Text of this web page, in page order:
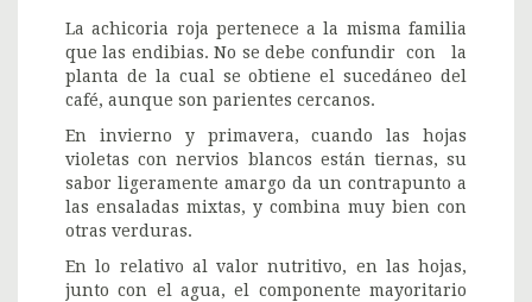
La achicoria roja pertenece a la misma familia
que las endibias. No se debe confundir con la
planta de la cual se obtiene el sucedáneo del
café, aunque son parientes cercanos.
En invierno y primavera, cuando las hojas
violetas con nervios blancos están tiernas, su
sabor ligeramente amargo da un contrapunto a
las ensaladas mixtas, y combina muy bien con
otras verduras.
En lo relativo al valor nutritivo, en las hojas,
junto con el agua, el componente mayoritario